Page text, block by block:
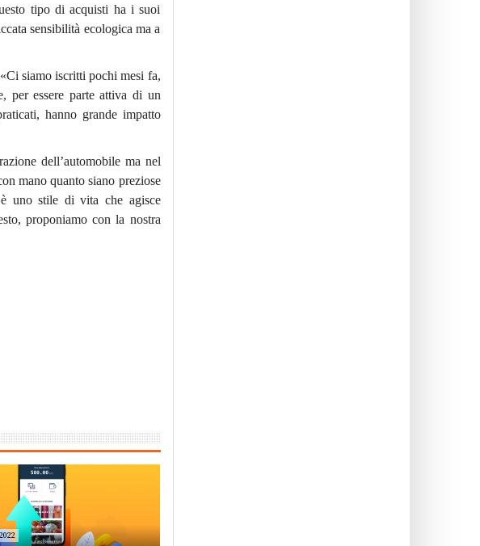
tipo di acquisti ha i suoi
sensibilità ecologica ma a
«Ci siamo iscritti pochi mesi fa,
per essere parte attiva di un
hanno grande impatto
dell’automobile ma nel
mano quanto siano preziose
uno stile di vita che agisce
proponiamo con la nostra